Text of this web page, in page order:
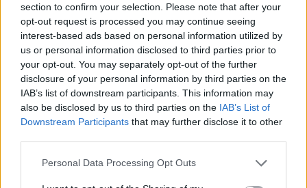
section to confirm your selection. Please note that after your
opt-out request is processed you may continue seeing
interest-based ads based on personal information utilized by
us or personal information disclosed to third parties prior to
your opt-out. You may separately opt-out of the further
disclosure of your personal information by third parties on the
IAB’s list of downstream participants. This information may
also be disclosed by us to third parties on the IAB’s List of
Downstream Participants that may further disclose it to other
Personal Data Processing Opt Outs
Juolab kad detaliojo plano koregavimu buvo
siekiama pakeisti užstatymo ribas ir zonas
bei susisiekimo jungtis.
Dokumente nurodyta, kad architektų studija
„3Deluxe GmbH“ parengė užstatymo
rekonstruojant ir pakeičiant pastatų paskirtį į